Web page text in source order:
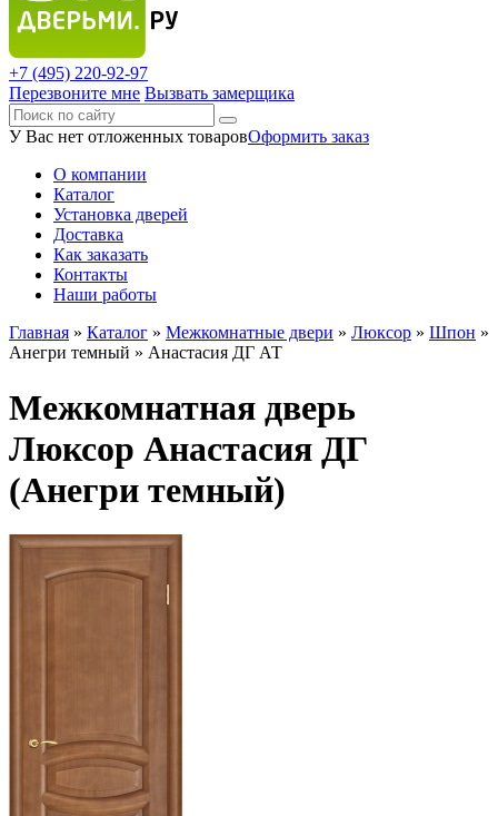
+7 (495) 220-92-97
Перезвоните мне Вызвать замерщика
У Вас нет отложенных товаровОформить заказ
О компании
Каталог
Установка дверей
Доставка
Как заказать
Контакты
Наши работы
Главная » Каталог » Межкомнатные двери » Люксор » Шпон »
Анегри темный » Анастасия ДГ АТ
Межкомнатная дверь
Люксор Анастасия ДГ
(Анегри темный)